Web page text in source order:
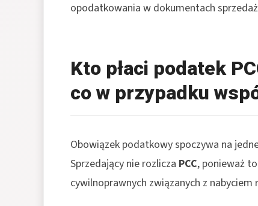
opodatkowania w dokumentach
Kto płaci podatek
co w przypadku
Obowiązek podatkowy spoczywa na
Sprzedający nie rozlicza PCC, ponieważ
cywilnoprawnych związanych z nabyciem